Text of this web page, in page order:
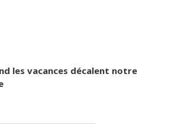
les vacances décalent notre